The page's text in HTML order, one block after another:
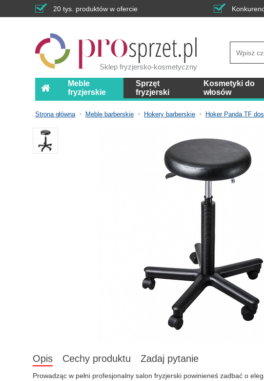
20 tys. produktów w ofercie
Sklep fryzjersko-kosmetyczny
Meble
fryzjerskie
Sprzęt
fryzjerski
Kosmetyki do
włosów
Strona główna Meble barberskie Hokery barberskie Hoker Panda TF
Opis Cechy produktu Zadaj pytanie
Prowadząc w pełni profesjonalny salon fryzjerski powinieneś zadbać o